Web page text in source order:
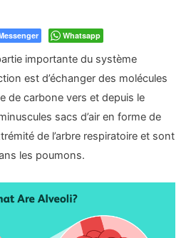
Whatsapp
importante du système
est d’échanger des molécules
de carbone vers et depuis le
sacs d’air en forme de
de l’arbre respiratoire et sont
les poumons.